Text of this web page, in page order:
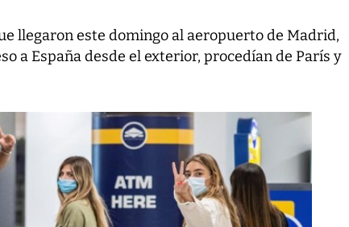
llegaron este domingo al aeropuerto de Madrid,
a España desde el exterior, procedían de París y